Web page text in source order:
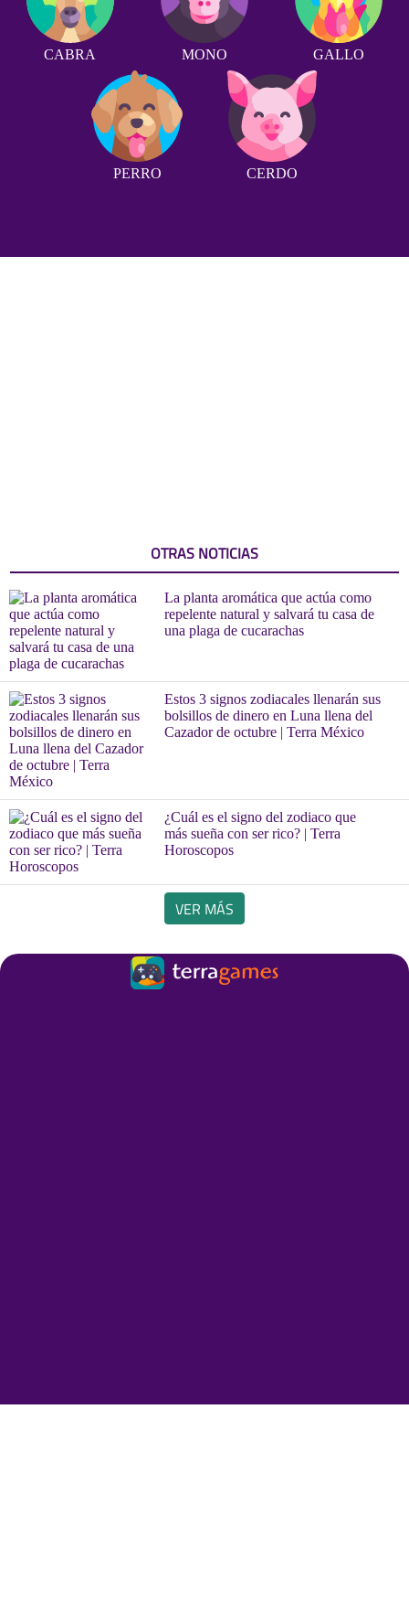
CABRA MONO GALLO
PERRO CERDO
OTRAS NOTICIAS
La planta aromática que actúa como
repelente natural y salvará tu casa de
una plaga de cucarachas
Estos 3 signos zodiacales llenarán sus
bolsillos de dinero en Luna llena del
Cazador de octubre | Terra México
¿Cuál es el signo del zodiaco que
más sueña con ser rico? | Terra
Horoscopos
VER MÁS